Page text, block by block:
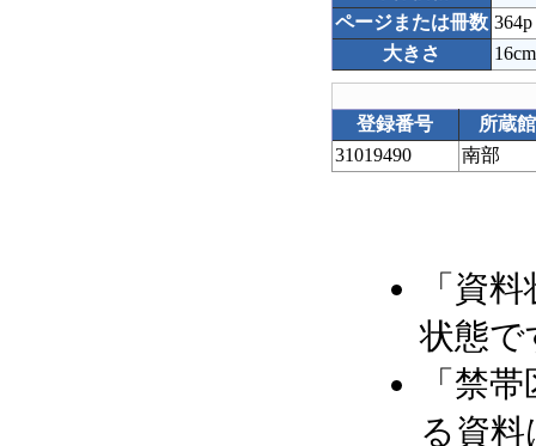
ページまたは冊数 364p
大きさ
16cm
登録番号
所蔵館
31019490
南部
「資
状態で
「禁
る資